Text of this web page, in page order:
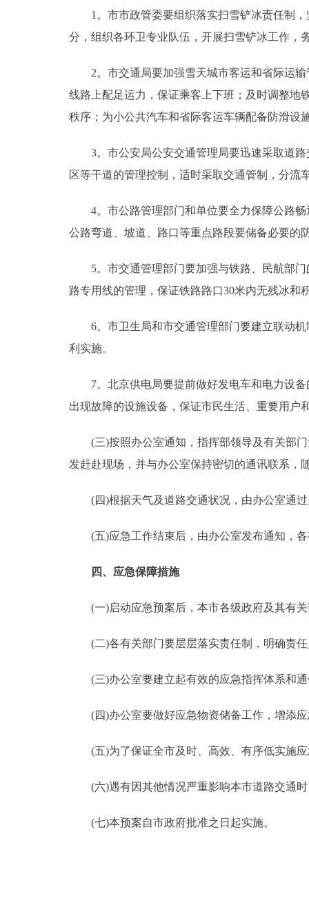
1。市市政管委要组织落实扫雪铲冰责任制，
分，组织各环卫专业队伍，开展扫雪铲冰工作，
2。市交通局要加强雪天城市客运和省际运输
线路上配足运力，保证乘客上下班；及时调整地
秩序；为小公共汽车和省际客运车辆配备防滑设
3。市公安局公安交通管理局要迅速采取道路
区等干道的管理控制，适时采取交通管制，分
4。市公路管理部门和单位要全力保障公路畅
公路弯道、坡道、路口等重点路段要储备必要的
5。市交通管理部门要加强与铁路、民航部门
路专用线的管理，保证铁路路口30米内无残冰和
6。市卫生局和市交通管理部门要建立联动机
利实施。
7。北京供电局要提前做好发电车和电力设备
出现故障的设施设备，保证市民生活、重要用户
(三)按照办公室通知，指挥部领导及有关部门
发赶赴现场，并与办公室保持密切的通讯联系，
(四)根据天气及道路交通状况，由办公室通过
(五)应急工作结束后，由办公室发布通知，各
四、应急保障措施
(一)启动应急预案后，本市各级政府及其有关
(二)各有关部门要层层落实责任制，明确责任
(三)办公室要建立起有效的应急指挥体系和通
(四)办公室要做好应急物资储备工作，增添应
(五)为了保证全市及时、高效、有序低实施应
(六)遇有因其他情况严重影响本市道路交通时
(七)本预案自市政府批准之日起实施。